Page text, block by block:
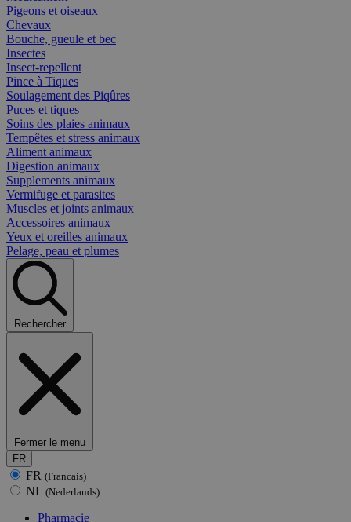
Pigeons et oiseaux
Chevaux
Bouche, gueule et bec
Insectes
Insect-repellent
Pince à Tiques
Soulagement des Piqûres
Puces et tiques
Soins des plaies animaux
Tempêtes et stress animaux
Aliment animaux
Digestion animaux
Supplements animaux
Vermifuge et parasites
Muscles et joints animaux
Accessoires animaux
Yeux et oreilles animaux
Pelage, peau et plumes
Rechercher
Fermer le menu
FR
FR (Francais)
NL (Nederlands)
Pharmacie